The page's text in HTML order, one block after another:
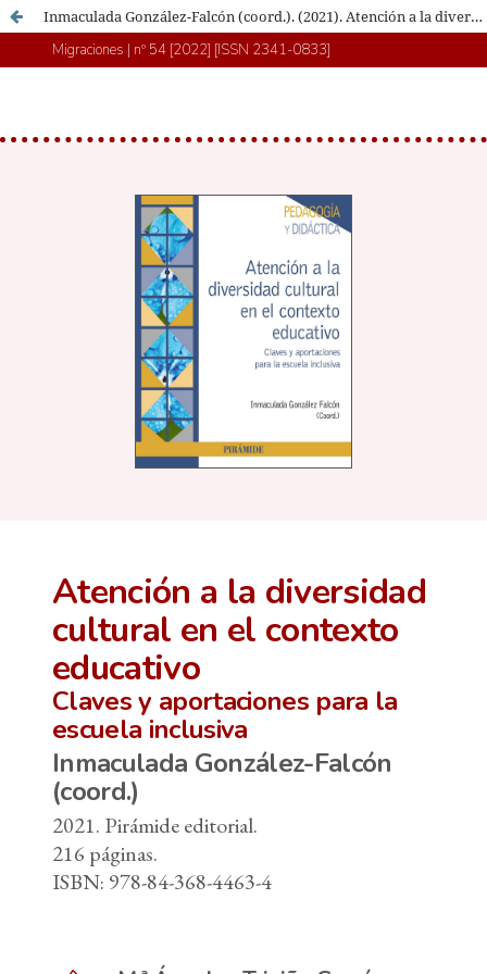
Inmaculada González-Falcón (coord.). (2021). Atención a la diversidad cultural en el contexto educativo